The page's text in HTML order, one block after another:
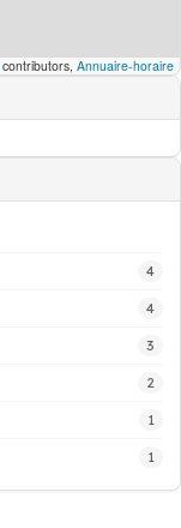
contributors, Annuaire-horaire
4
4
3
2
1
1